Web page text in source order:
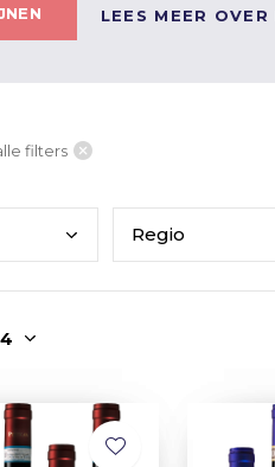
LEES MEER
filters
Regio